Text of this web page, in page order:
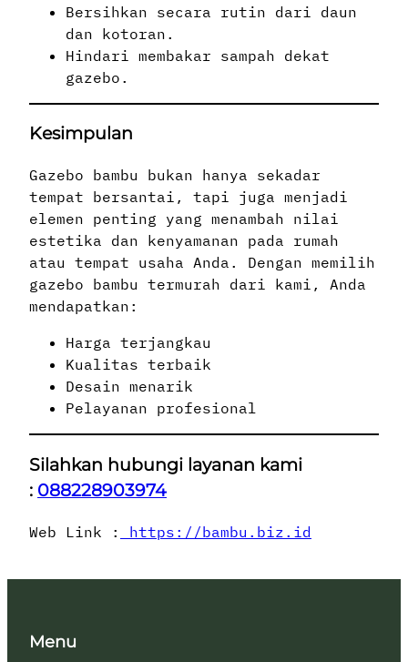
Bersihkan secara rutin dari daun
dan kotoran.
Hindari membakar sampah dekat
gazebo.
Kesimpulan
Gazebo bambu bukan hanya sekadar
tempat bersantai, tapi juga menjadi
elemen penting yang menambah nilai
estetika dan kenyamanan pada rumah
atau tempat usaha Anda. Dengan memilih
gazebo bambu termurah dari kami, Anda
mendapatkan:
Harga terjangkau
Kualitas terbaik
Desain menarik
Pelayanan profesional
Silahkan hubungi layanan kami
: 088228903974
Web Link : https://bambu.biz.id
Menu